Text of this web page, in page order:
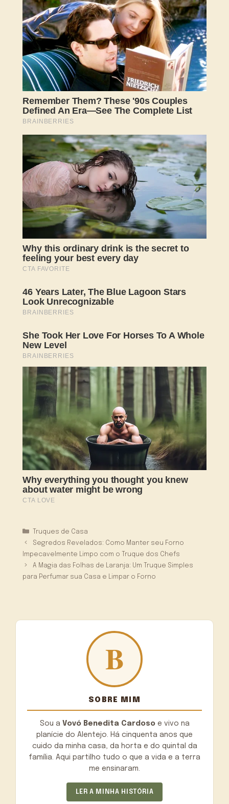
Categorias
Truques de Casa
Segredos Revelados: Como Manter seu Forno
Impecavelmente Limpo com o Truque dos Chefs
A Magia das Folhas de Laranja: Um Truque Simples
para Perfumar sua Casa e Limpar o Forno
SOBRE MIM
Sou a Vovó Benedita Cardosoe vivo na
planície do Alentejo. Há cinquenta anos que
cuido da minha casa, da horta e do quintal da
família. Aqui partilho tudo o que a vida e a terra
me ensinaram.
LER A MINHA HISTÓRIA